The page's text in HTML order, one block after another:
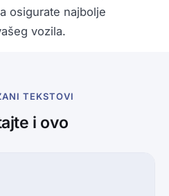
osigurate najbolje
vozila.
TEKSTOVI
i ovo